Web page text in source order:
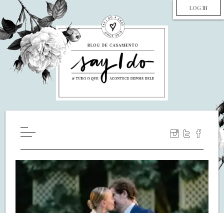
LOG IN
WILL YOU MARRY ME?
LUA DE MEL
COZINHA
DECORAÇÃO